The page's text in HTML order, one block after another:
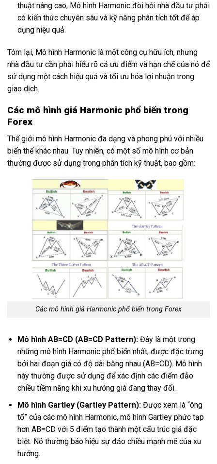
thuật nâng cao, Mô hình Harmonic đòi hỏi nhà đầu tư phải
có kiến thức chuyên sâu và kỹ năng phân tích tốt để áp
dụng hiệu quả.
Tóm lại, Mô hình Harmonic là một công cụ hữu ích, nhưng
nhà đầu tư cần phải hiểu rõ cả ưu điểm và hạn chế của nó để
sử dụng một cách hiệu quả và tối ưu hóa lợi nhuận trong
giao dịch.
Các mô hình giá Harmonic phổ biến trong
Forex
Thế giới mô hình Harmonic đa dạng và phong phú với nhiều
biến thể khác nhau. Tuy nhiên, có một số mô hình cơ bản
thường được sử dụng trong phân tích kỹ thuật, bao gồm:
Các mô hình giá Harmonic phổ biến trong Forex
Mô hình AB=CD (AB=CD Pattern):Đây là một trong
những mô hình Harmonic phổ biến nhất, được đặc trưng
bởi hai đoạn giá có độ dài bằng nhau (AB=CD). Mô hình
này thường được sử dụng để xác định các điểm đảo
chiều tiềm năng khi xu hướng giá đang thay đổi.
Mô hình Gartley (Gartley Pattern):Được xem là “ông
tổ” của các mô hình Harmonic, mô hình Gartley phức tạp
hơn AB=CD với 5 điểm tạo thành một cấu trúc giá đặc
biệt. Nó thường báo hiệu sự đảo chiều mạnh mẽ của xu
hướng.